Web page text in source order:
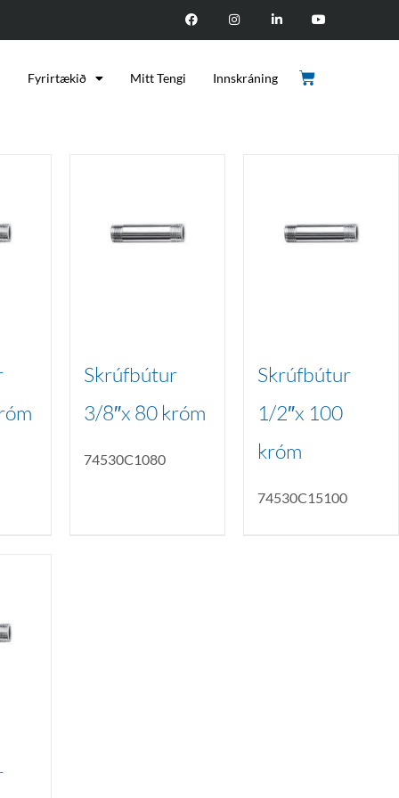
Fyrirtækið Mitt Tengi Innskráning
Skrúfbútur
3/8″x 80 króm
74530C1080
Skrúfbútur
1/2″x 100
króm
74530C15100